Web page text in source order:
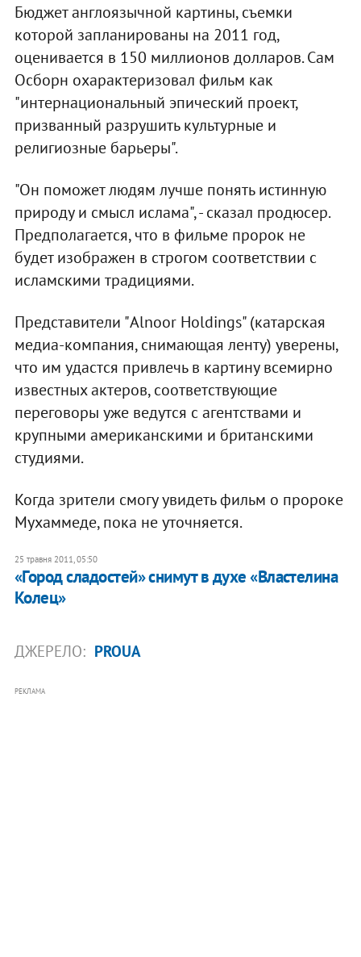
Бюджет англоязычной картины, съемки
которой запланированы на 2011 год,
оценивается в 150 миллионов долларов. Сам
Осборн охарактеризовал фильм как
"интернациональный эпический проект,
призванный разрушить культурные и
религиозные барьеры".
"Он поможет людям лучше понять истинную
природу и смысл ислама", - сказал продюсер.
Предполагается, что в фильме пророк не
будет изображен в строгом соответствии с
исламскими традициями.
Представители "Alnoor Holdings" (катарская
медиа-компания, снимающая ленту) уверены,
что им удастся привлечь в картину всемирно
известных актеров, соответствующие
переговоры уже ведутся с агентствами и
крупными американскими и британскими
студиями.
Когда зрители смогу увидеть фильм о пророке
Мухаммеде, пока не уточняется.
25 травня 2011, 05:50
«Город сладостей» снимут в духе «Властелина
Колец»
ДЖЕРЕЛО: PROUA
РЕКЛАМА